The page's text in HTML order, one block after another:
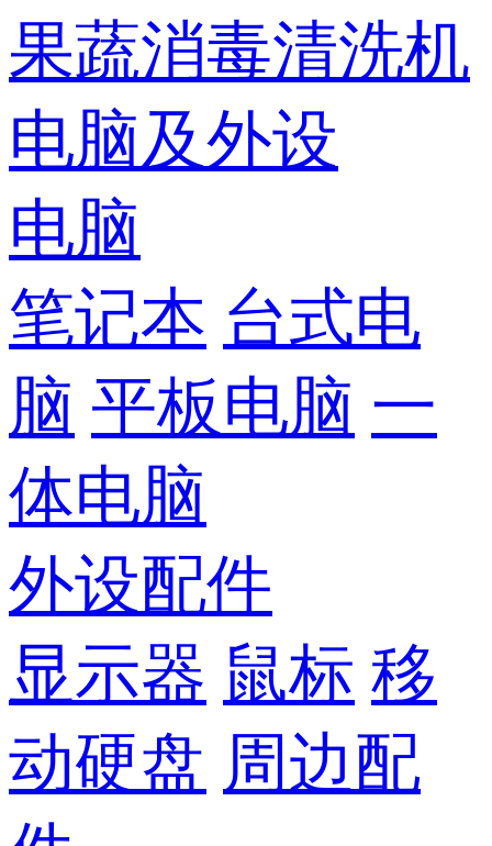
果蔬消毒清洗机
电脑及外设
电脑
笔记本 台式电
脑 平板电脑 一
体电脑
外设配件
显示器 鼠标 移
动硬盘 周边配